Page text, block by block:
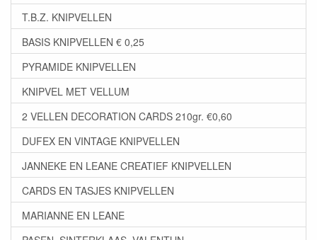
T.B.Z. KNIPVELLEN
BASIS KNIPVELLEN € 0,25
PYRAMIDE KNIPVELLEN
KNIPVEL MET VELLUM
2 VELLEN DECORATION CARDS 210gr. €0,60
DUFEX EN VINTAGE KNIPVELLEN
JANNEKE EN LEANE CREATIEF KNIPVELLEN
CARDS EN TASJES KNIPVELLEN
MARIANNE EN LEANE